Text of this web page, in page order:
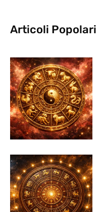
Articoli Popolari